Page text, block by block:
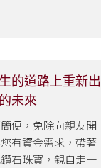
的道路上重新出
未來
便，免除向親友開
有資金需求，帶著
石珠寶，親自走一